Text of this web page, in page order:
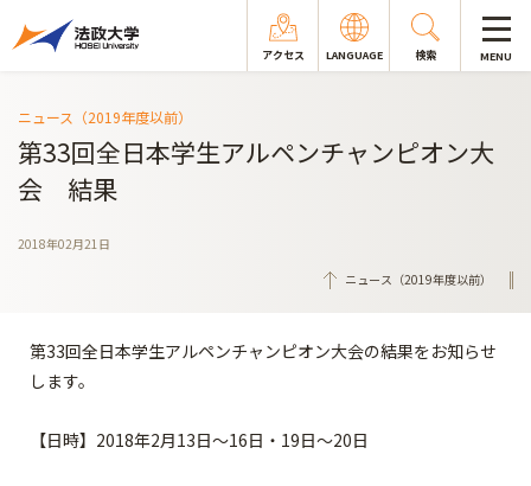
アクセス LANGUAGE 検索 MENU
ニュース（2019年度以前）
第33回全日本学生アルペンチャンピオン大
会 結果
2018年02月21日
ニュース（2019年度以前）
第33回全日本学生アルペンチャンピオン大会の結果をお知らせ
します。
【日時】2018年2月13日～16日・19日～20日